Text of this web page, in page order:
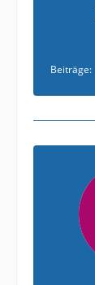
Beiträge